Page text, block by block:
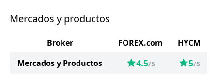
Mercados y productos
Broker FOREX.com
HYCM
Mercados y Productos
4.5/5 5/5